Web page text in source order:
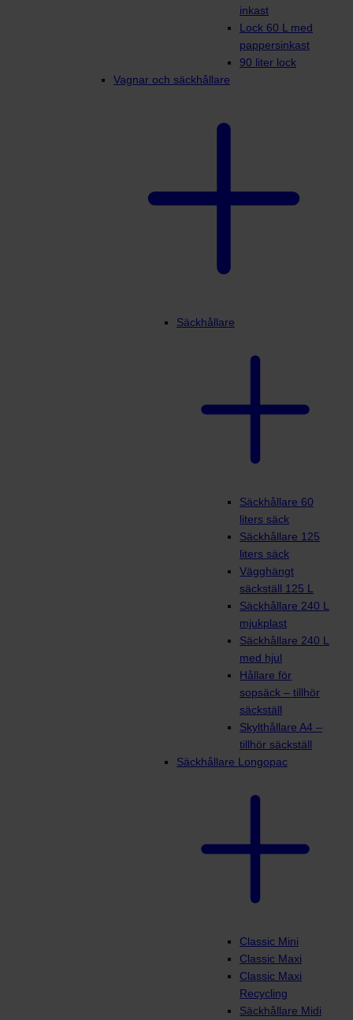
inkast
Lock 60 L med
pappersinkast
90 liter lock
Vagnar och säckhållare
Säckhållare
Säckhållare 60
liters säck
Säckhållare 125
liters säck
Vägghängt
säckställ 125 L
Säckhållare 240 L
mjukplast
Säckhållare 240 L
med hjul
Hållare för
sopsäck – tillhör
säckställ
Skylthållare A4 –
tillhör säckställ
Säckhållare Longopac
Classic Mini
Classic Maxi
Classic Maxi
Recycling
Säckhållare Midi